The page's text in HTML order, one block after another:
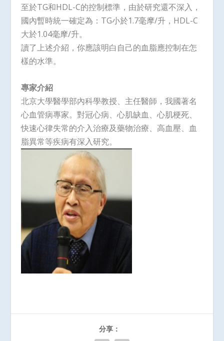
至於TG和HDL-C的控制標準，由於研究還不深入，
國內暫時統一確定為：TG小於1.7毫摩/升，HDL-C
大於1.04毫摩/升。
讀了上述介紹，你應該明白自己的血脂應控制在怎
樣的水準。
專家介紹
北京大學醫學部內科學教授、主任醫師，我國著名
心血管病專家。對冠心病、心肌缺血、心肌梗死、
快速心律失常的介入治療及藥物治療、高血壓、血
脂異常等疾病有深入研究。
分享：